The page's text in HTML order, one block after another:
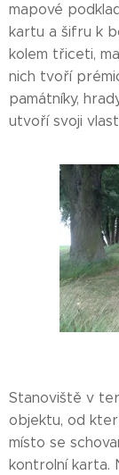
mapové
kartu a šifru k
kolem třiceti,
nich tvoří
památníky,
utvoří svoji
Stanoviště v
objektu, od
místo se
kontrolní karta.